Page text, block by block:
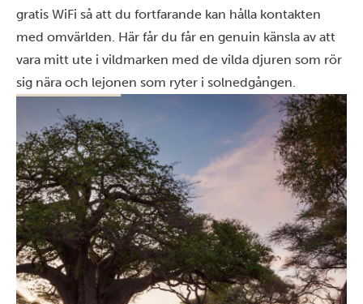
gratis WiFi så att du fortfarande kan hålla kontakten
med omvärlden. Här får du får en genuin känsla av att
vara mitt ute i vildmarken med de vilda djuren som rör
sig nära och lejonen som ryter i solnedgången.